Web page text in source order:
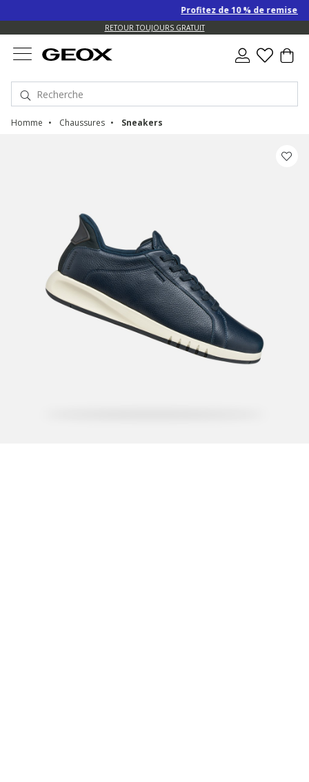
Profitez de 10 % de remise
RETOUR TOUJOURS GRATUIT
Homme Chaussures Sneakers